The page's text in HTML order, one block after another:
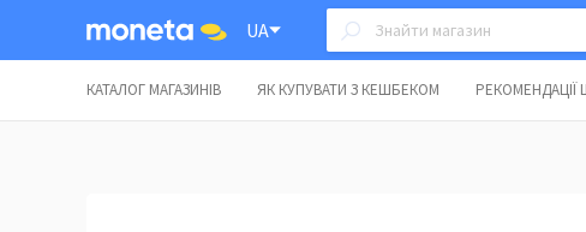
UA
КАТАЛОГ МАГАЗИНІВ ЯК КУПУВАТИ З КЕШБЕКОМ РЕКОМЕНДАЦІЇ